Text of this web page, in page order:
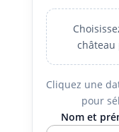
Cliquez une
pour
Nom et